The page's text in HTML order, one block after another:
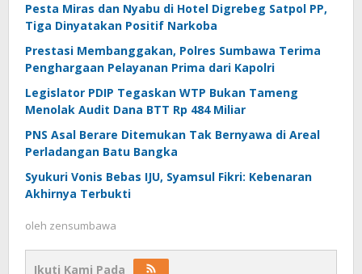
Pesta Miras dan Nyabu di Hotel Digrebeg Satpol PP,
Tiga Dinyatakan Positif Narkoba
Prestasi Membanggakan, Polres Sumbawa Terima
Penghargaan Pelayanan Prima dari Kapolri
Legislator PDIP Tegaskan WTP Bukan Tameng
Menolak Audit Dana BTT Rp 484 Miliar
PNS Asal Berare Ditemukan Tak Bernyawa di Areal
Perladangan Batu Bangka
Syukuri Vonis Bebas IJU, Syamsul Fikri: Kebenaran
Akhirnya Terbukti
oleh zensumbawa
Ikuti Kami Pada